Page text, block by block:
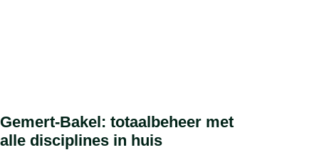
Gemert-Bakel: totaalbeheer met
alle disciplines in huis